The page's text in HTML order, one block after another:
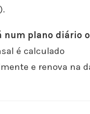
num plano diário
é calculado
e renova na